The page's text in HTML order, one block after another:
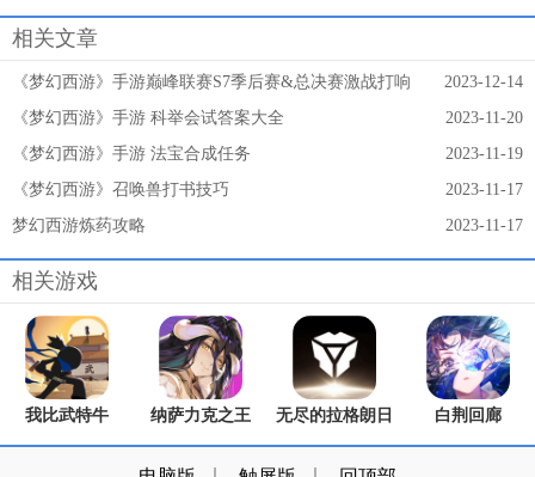
相关文章
2023-12-14
《梦幻西游》手游巅峰联赛S7季后赛&总决赛激战打响
2023-11-20
《梦幻西游》手游 科举会试答案大全
2023-11-19
《梦幻西游》手游 法宝合成任务
2023-11-17
《梦幻西游》召唤兽打书技巧
2023-11-17
梦幻西游炼药攻略
相关游戏
我比武特牛 纳萨力克之王 无尽的拉格朗日 白荆回廊